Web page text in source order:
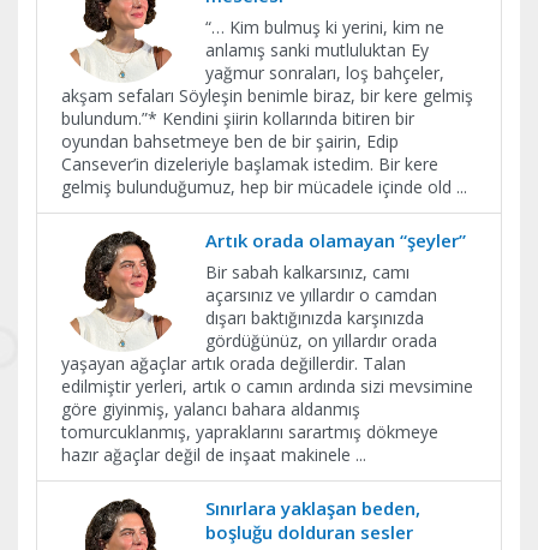
“… Kim bulmuş ki yerini, kim ne
anlamış sanki mutluluktan Ey
yağmur sonraları, loş bahçeler,
akşam sefaları Söyleşin benimle biraz, bir kere gelmiş
bulundum.”* Kendini şiirin kollarında bitiren bir
oyundan bahsetmeye ben de bir şairin, Edip
Cansever’in dizeleriyle başlamak istedim. Bir kere
gelmiş bulunduğumuz, hep bir mücadele içinde old ...
Artık orada olamayan “şeyler”
Bir sabah kalkarsınız, camı
açarsınız ve yıllardır o camdan
dışarı baktığınızda karşınızda
gördüğünüz, on yıllardır orada
yaşayan ağaçlar artık orada değillerdir. Talan
edilmiştir yerleri, artık o camın ardında sizi mevsimine
göre giyinmiş, yalancı bahara aldanmış
tomurcuklanmış, yapraklarını sarartmış dökmeye
hazır ağaçlar değil de inşaat makinele ...
Sınırlara yaklaşan beden,
boşluğu dolduran sesler